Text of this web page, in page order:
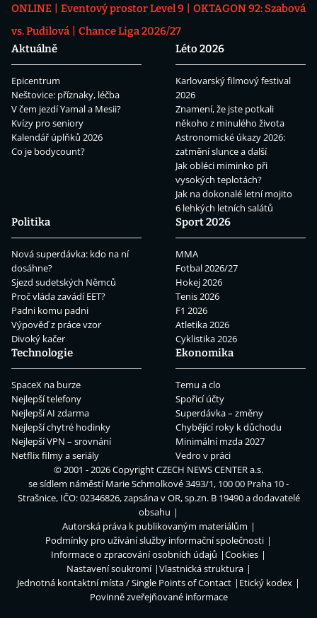
ONLINE
Eventový prostor Level 9
OKTAGON 92: Szabová
vs. Pudilová
Chance Liga 2026/27
Aktuálně
Epicentrum
Neštovice: příznaky, léčba
V čem jezdí Yamal a Mesii?
Kvízy pro seniory
Kalendář úplňků 2026
Co je bodycount?
Léto 2026
Karlovarský filmový festival
2026
Znamení, že jste potkali
někoho z minulého života
Astronomické úkazy 2026:
zatmění slunce a další
Jak obléci miminko při
vysokých teplotách?
Jak na dokonalé letní mojito
6 lehkých letních salátů
Politika
Nová superdávka: kdo na ní
dosáhne?
Sjezd sudetských Němců
Proč vláda zavádí EET?
Padni komu padni
Výpověď z práce vzor
Divoký kačer
Sport 2026
MMA
Fotbal 2026/27
Hokej 2026
Tenis 2026
F1 2026
Atletika 2026
Cyklistika 2026
Technologie
SpaceX na burze
Nejlepší telefony
Nejlepší AI zdarma
Nejlepší chytré hodinky
Nejlepší VPN – srovnání
Netflix filmy a seriály
Ekonomika
Temu a clo
Spořicí účty
Superdávka – změny
Chybějící roky k důchodu
Minimální mzda 2027
Vedro v práci
© 2001 - 2026 CopyrightCZECH NEWS CENTER a.s.
se sídlem náměstí Marie Schmolkové 3493/1, 100 00 Praha 10 -
Strašnice, IČO: 02346826, zapsána v OR, sp.zn. B 19490 a dodavatelé
obsahu
Autorská práva k publikovaným materiálům
Podmínky pro užívání služby informační společnosti
Informace o zpracování osobních údajů
Cookies
Nastavení soukromí
Vlastnická struktura
Jednotná kontaktní místa / Single Points of Contact
Etický kodex
Povinně zveřejňované informace